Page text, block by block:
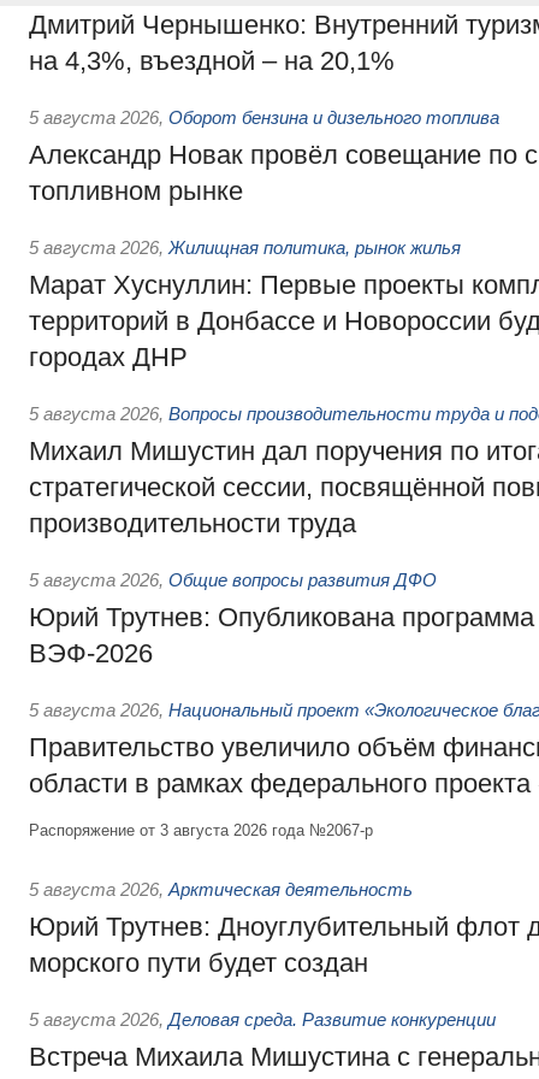
Дмитрий Чернышенко: Внутренний
на 4,3%, въездной – на 20,1%
5 августа 2026, Оборот бензина и дизельного топлива
Александр Новак провёл совещание по
топливном рынке
5 августа 2026, Жилищная политика, рынок жилья
Марат Хуснуллин: Первые проекты
территорий в Донбассе и Новороссии
городах ДНР
5 августа 2026, Вопросы производительности труда и
Михаил Мишустин дал поручения по
стратегической сессии, посвящённой
производительности труда
5 августа 2026, Общие вопросы развития ДФО
Юрий Трутнев: Опубликована
ВЭФ-2026
5 августа 2026, Национальный проект «Экологическое
Правительство увеличило объём
области в рамках федерального
Распоряжение от 3 августа 2026 года №2067-р
5 августа 2026, Арктическая деятельность
Юрий Трутнев: Дноуглубительный флот
морского пути будет создан
5 августа 2026, Деловая среда. Развитие конкуренции
Встреча Михаила Мишустина с